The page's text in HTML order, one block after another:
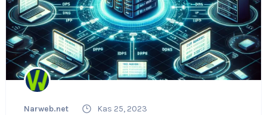
Narweb.net
Kas 25, 2023